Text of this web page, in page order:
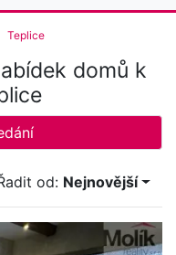
Teplice
domů k
od: Nejnovější